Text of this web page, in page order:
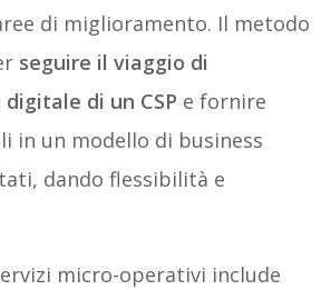
di miglioramento. Il metodo
seguire il viaggio di
di un CSP e fornire
in un modello di business
dando flessibilità e
micro-operativi include